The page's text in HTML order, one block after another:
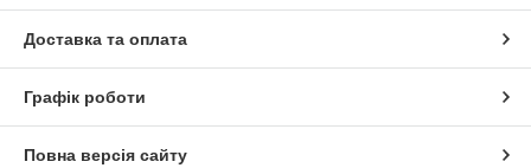
Доставка та оплата
Графік роботи
Повна версія сайту